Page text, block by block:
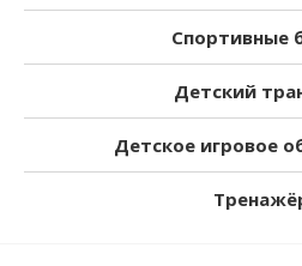
Спортивные
Детский
Детское игровое